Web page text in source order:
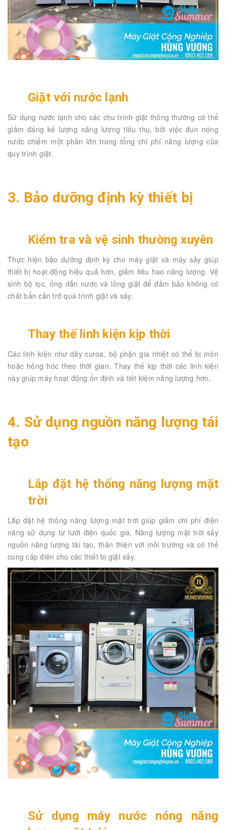
Giặt với nước lạnh
Sử dụng nước lạnh cho các chu trình giặt thông thường có thể
giảm đáng kể lượng năng lượng tiêu thụ, bởi việc đun nóng
nước chiếm một phần lớn trong tổng chi phí năng lượng của
quy trình giặt.
3. Bảo dưỡng định kỳ thiết bị
Kiểm tra và vệ sinh thường xuyên
Thực hiện bảo dưỡng định kỳ cho máy giặt và máy sấy giúp
thiết bị hoạt động hiệu quả hơn, giảm tiêu hao năng lượng. Vệ
sinh bộ lọc, ống dẫn nước và lồng giặt để đảm bảo không có
chất bẩn cản trở quá trình giặt và sấy.
Thay thế linh kiện kịp thời
Các linh kiện như dây curoa, bộ phận gia nhiệt có thể bị mòn
hoặc hỏng hóc theo thời gian. Thay thế kịp thời các linh kiện
này giúp máy hoạt động ổn định và tiết kiệm năng lượng hơn.
4. Sử dụng nguồn năng lượng tái
tạo
Lắp đặt hệ thống năng lượng mặt
trời
Lắp đặt hệ thống năng lượng mặt trời giúp giảm chi phí điện
năng sử dụng từ lưới điện quốc gia. Năng lượng mặt trời sấy
nguồn năng lượng tái tạo, thân thiện với môi trường và có thể
cung cấp điện cho các thiết bị giặt sấy.
Sử dụng máy nước nóng năng